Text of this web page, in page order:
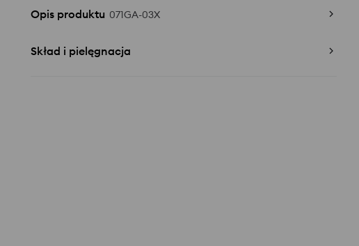
Opis produktu 071GA-03X
Skład i pielęgnacja